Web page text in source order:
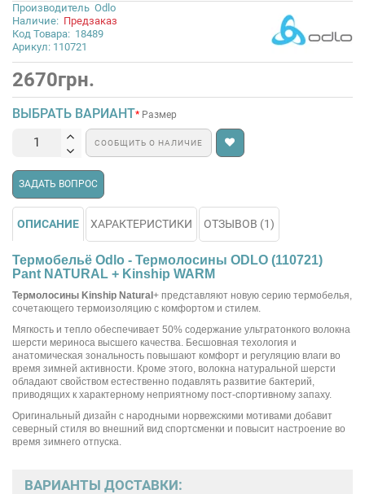
Производитель Odlo
Наличие: Предзаказ
Код Товара: 18489
Арикул: 110721
2670грн.
ВЫБРАТЬ ВАРИАНТ Размер
СООБЩИТЬ О НАЛИЧИЕ
ЗАДАТЬ ВОПРОС
ОПИСАНИЕ ХАРАКТЕРИСТИКИ ОТЗЫВОВ (1)
Термобельё Odlo - Термолосины ODLO (110721)
Pant NATURAL + Kinship WARM
Термолосины Kinship Natural+ представляют новую серию термобелья,
сочетающего термоизоляцию с комфортом и стилем.
Мягкость и тепло обеспечивает 50% содержание ультратонкого волокна
шерсти мериноса высшего качества. Бесшовная техология и
анатомическая зональность повышают комфорт и регуляцию влаги во
время зимней активности. Кроме этого, волокна натуральной шерсти
обладают свойством естественно подавлять развитие бактерий,
приводящих к характерному неприятному пост-спортивному запаху.
Оригинальный дизайн с народными норвежскими мотивами добавит
северный стиля во внешний вид спортсменки и повысит настроение во
время зимнего отпуска.
ВАРИАНТЫ ДОСТАВКИ: